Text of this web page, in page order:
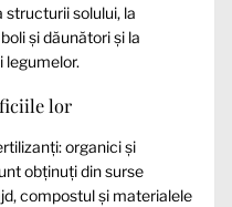
structurii solului, la
și dăunători și la
lor
organici și
obținuți din surse
compostul și materialele